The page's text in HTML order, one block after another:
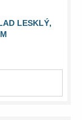
LESKLÝ,